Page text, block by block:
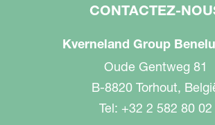
CONTACTEZ-
Kverneland Group
Oude Gentweg 81
B-8820 Torhout,
Tel: +32 2 582 80 02